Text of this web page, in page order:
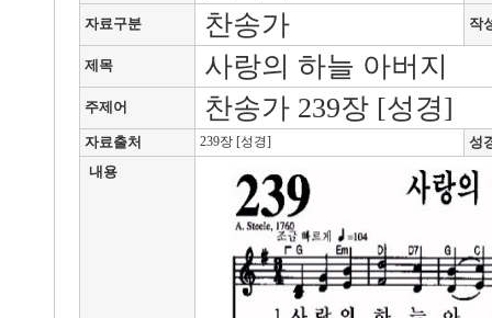
자료구분 찬송가 작
제목 사랑의 하늘 아버지
주제어 찬송가 239장 [성경]
자료출처 239장 [성경]
성
내용